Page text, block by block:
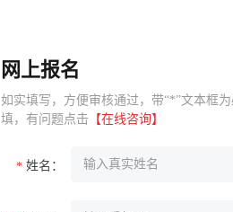
网上报名
如实填写，方便审核通过，带“*”文本框
填，有问题点击 【在线咨询】
* 姓名：